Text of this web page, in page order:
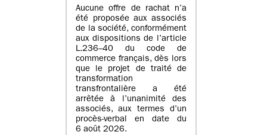
Aucune offre de rachat n’a
été proposée aux associés
de la société, conformément
aux dispositions de l’article
L.236–40 du code de
commerce français, dès lors
que le projet de traité de
transformation
transfrontalière a été
arrêtée à l’unanimité des
associés, aux termes d’un
procès-verbal en date du
6 août 2026.